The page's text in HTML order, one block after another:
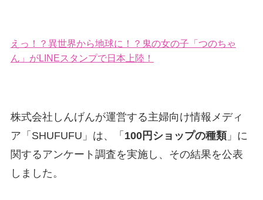
えっ！？異世界から地球に！？鬼の女の子「つのちゃ
ん」がLINEスタンプで日本上陸！
株式会社しんげんが運営する主婦向け情報メディ
ア「SHUFUFU」は、「 100円ショップの種類」に
関するアンケート調査を実施し、その結果を公表
しました。